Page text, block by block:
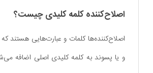
اصلاح‌کننده کلمه کلیدی چیست؟
اصلاح‌کننده‌ها کلمات و عبارت‌هایی هستند
و یا پسوند به کلمه کلیدی اصلی اضافه